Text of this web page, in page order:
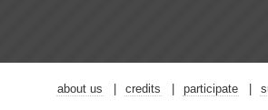
about us credits participate